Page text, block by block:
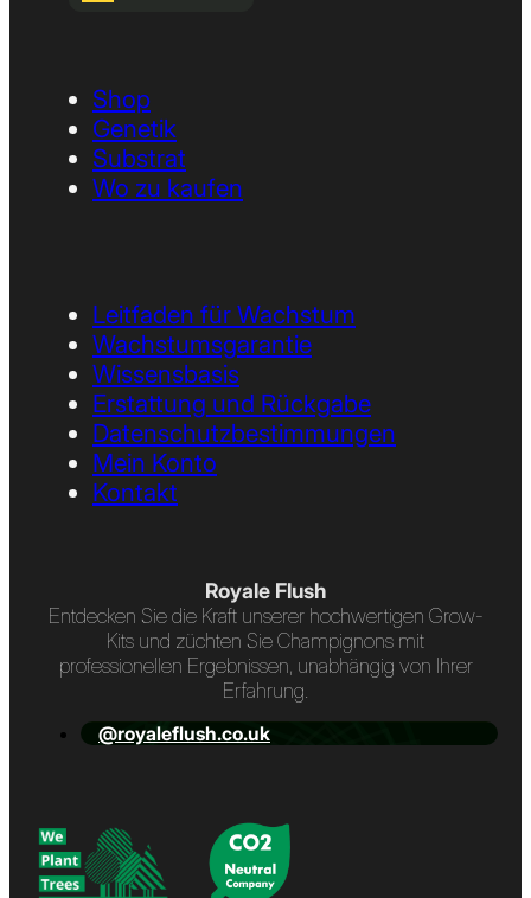
Shop
Genetik
Substrat
Wo zu kaufen
Leitfaden für Wachstum
Wachstumsgarantie
Wissensbasis
Erstattung und Rückgabe
Datenschutzbestimmungen
Mein Konto
Kontakt
Royale Flush
Entdecken Sie die Kraft unserer hochwertigen Grow-
Kits und züchten Sie Champignons mit
professionellen Ergebnissen, unabhängig von Ihrer
Erfahrung.
@royaleflush.co.uk